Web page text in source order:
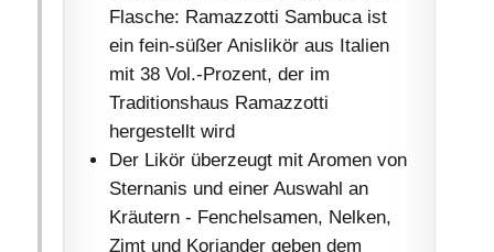
Flasche: Ramazzotti Sambuca ist
ein fein-süßer Anislikör aus Italien
mit 38 Vol.-Prozent, der im
Traditionshaus Ramazzotti
hergestellt wird
Der Likör überzeugt mit Aromen von
Sternanis und einer Auswahl an
Kräutern - Fenchelsamen, Nelken,
Zimt und Koriander geben dem